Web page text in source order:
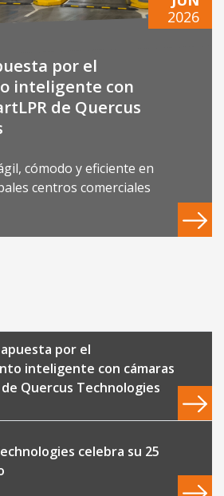
inteligente con
de Quercus
cómodo y eficiente en
centros comerciales
inteligente con cámaras
Quercus Technologies
celebra su 25